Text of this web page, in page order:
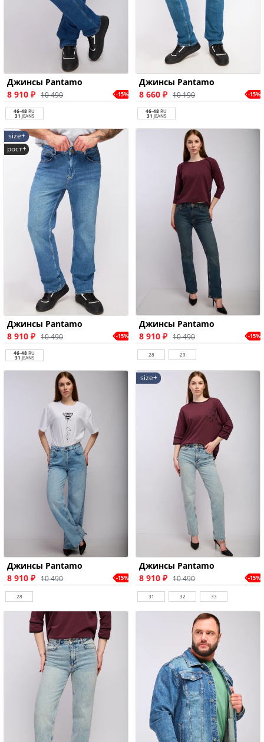
Джинсы Pantamo
8 910 ₽ 10 490 -15%
46-48RU
31 JEANS
Джинсы Pantamo
8 660 ₽ 10 190 -15%
46-48RU
31 JEANS
size+
рост+
Джинсы Pantamo
8 910 ₽ 10 490 -15%
46-48RU
31 JEANS
Джинсы Pantamo
8 910 ₽ 10 490 -15%
28 29
Джинсы Pantamo
8 910 ₽ 10 490 -15%
28
size+
Джинсы Pantamo
8 910 ₽ 10 490 -15%
31 32 33